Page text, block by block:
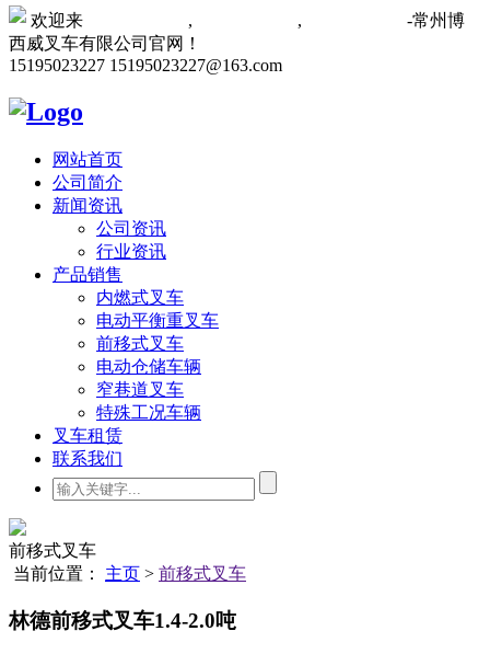
欢迎来 , ,
-常州博
西威叉车有限公司官网！
15195023227 15195023227@163.com
网站首页
公司简介
新闻资讯
公司资讯
行业资讯
产品销售
内燃式叉车
电动平衡重叉车
前移式叉车
电动仓储车辆
窄巷道叉车
特殊工况车辆
叉车租赁
联系我们
前移式叉车
当前位置： 主页 > 前移式叉车
林德前移式叉车1.4-2.0吨